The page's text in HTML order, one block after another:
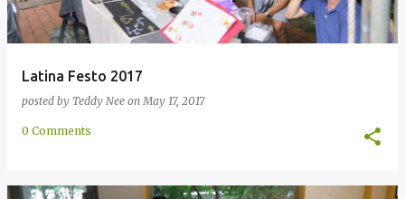
Latina Festo 2017
posted by Teddy Nee onMay 17, 2017
0 Comments